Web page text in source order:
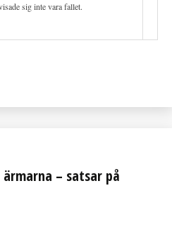
sig inte vara fallet.
– satsar på